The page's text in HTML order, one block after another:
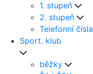
1. stupeň
2. stupeň
Telefonní čísla
Sport. klub
běžky